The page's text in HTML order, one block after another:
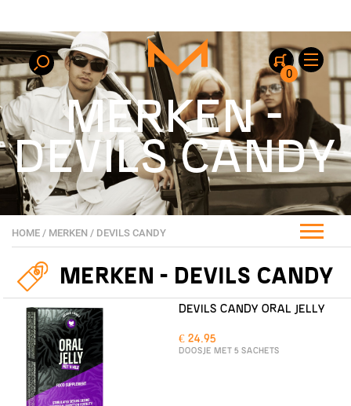
0
MERKEN -
DEVILS CANDY
HOME / MERKEN / DEVILS CANDY
MERKEN - DEVILS CANDY
DEVILS CANDY ORAL JELLY
€ 24.95
DOOSJE MET 5 SACHETS